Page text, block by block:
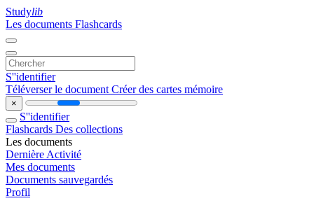
Studylib
Les documents Flashcards
S''identifier
Téléverser le document Créer des cartes mémoire
×
S''identifier
Flashcards Des collections
Les documents
Dernière Activité
Mes documents
Documents sauvegardés
Profil